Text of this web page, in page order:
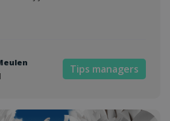
Tips managers